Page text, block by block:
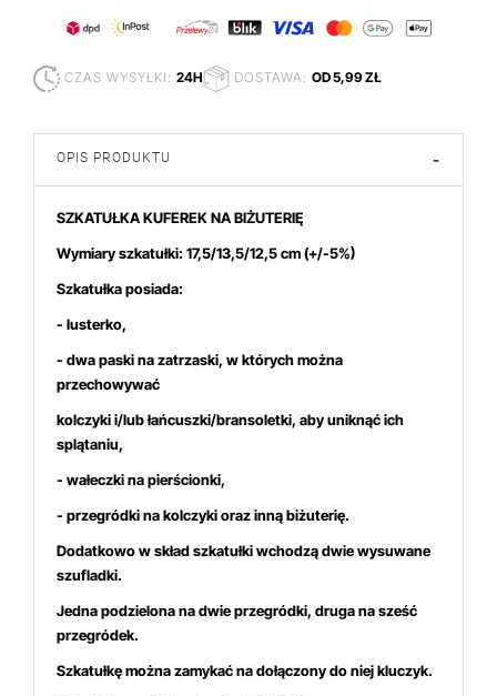
CZAS WYSYŁKI: 24H DOSTAWA: OD 5,99 ZŁ
OPIS PRODUKTU -
SZKATUŁKA KUFEREK NA BIŻUTERIĘ
Wymiary szkatułki: 17,5/13,5/12,5 cm(+/-5%)
Szkatułka posiada:
- lusterko,
- dwa paski na zatrzaski, w którychmożna
przechowywać
kolczyki i/lub łańcuszki/bransoletki, aby uniknąć ich
splątaniu,
- wałeczki na pierścionki,
- przegródki na kolczyki oraz inną biżuterię.
Dodatkowo w skład szkatułki wchodzą dwie wysuwane
szufladki.
Jedna podzielona na dwie przegródki, druga na sześć
przegródek.
Szkatułkę można zamykać na dołączony do niej kluczyk.